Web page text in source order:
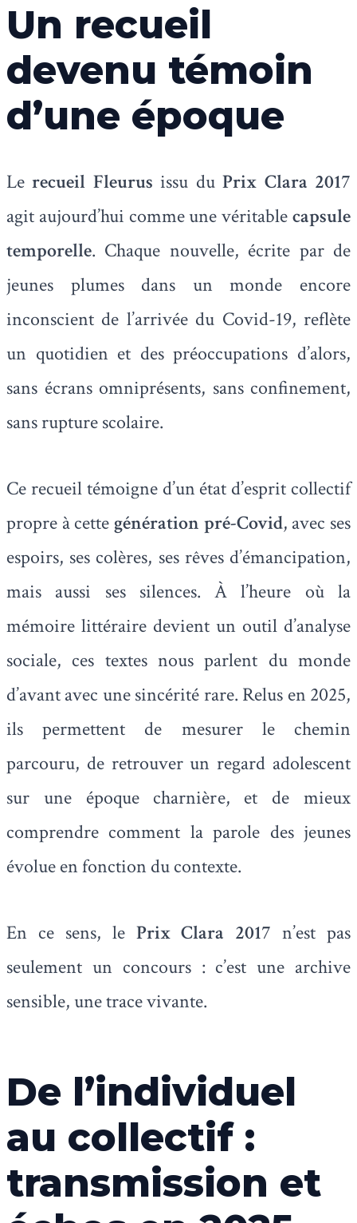
Un recueil
devenu témoin
d’une époque
Lerecueil Fleurus issu duPrix Clara 2017
agit aujourd’hui comme une véritablecapsule
temporelle. Chaque nouvelle, écrite par de
jeunes plumes dans un monde encore
inconscient de l’arrivée du Covid-19, reflète
un quotidien et des préoccupations d’alors,
sans écrans omniprésents, sans confinement,
sans rupture scolaire.
Ce recueil témoigne d’un état d’esprit collectif
propre à cette génération pré-Covid, avec ses
espoirs, ses colères, ses rêves d’émancipation,
mais aussi ses silences. À l’heure où la
mémoire littéraire devient un outil d’analyse
sociale, ces textes nous parlent du monde
d’avant avec une sincérité rare. Relus en 2025,
ils permettent de mesurer le chemin
parcouru, de retrouver un regard adolescent
sur une époque charnière, et de mieux
comprendre comment la parole des jeunes
évolue en fonction du contexte.
En ce sens, le Prix Clara 2017 n’est pas
seulement un concours : c’est une archive
sensible, une trace vivante.
De l’individuel
au collectif :
transmission et